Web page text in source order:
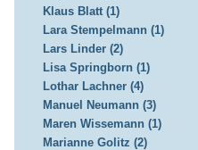
Klaus Blatt (1)
Lara Stempelmann (1)
Lars Linder (2)
Lisa Springborn (1)
Lothar Lachner (4)
Manuel Neumann (3)
Maren Wissemann (1)
Marianne Golitz (2)